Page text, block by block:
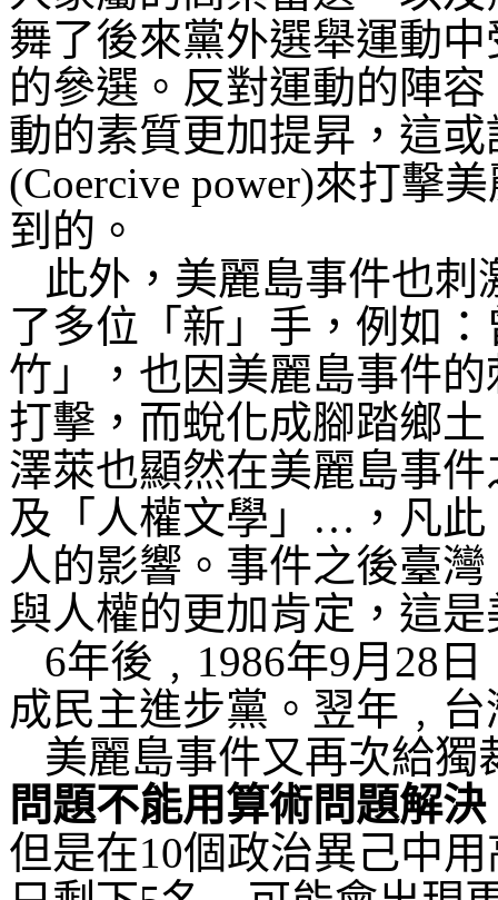
舞了後來黨外選舉運動
的參選。反對運動的陣
動的素質更加提昇，這
(Coercive power)來打擊
到的。
此外，美麗島事件也
了多位「新」手，例如
竹」，也因美麗島事件
打擊，而蛻化成腳踏鄉
澤萊也顯然在美麗島事
及「人權文學」…，凡此
人的影響。事件之後臺灣
與人權的更加肯定，這
6年後﹐ 1986年9月 28
成民主進步黨。翌年﹐
美麗島事件又再次給
問題不能用算術問題解決
但是在10個政治異己中